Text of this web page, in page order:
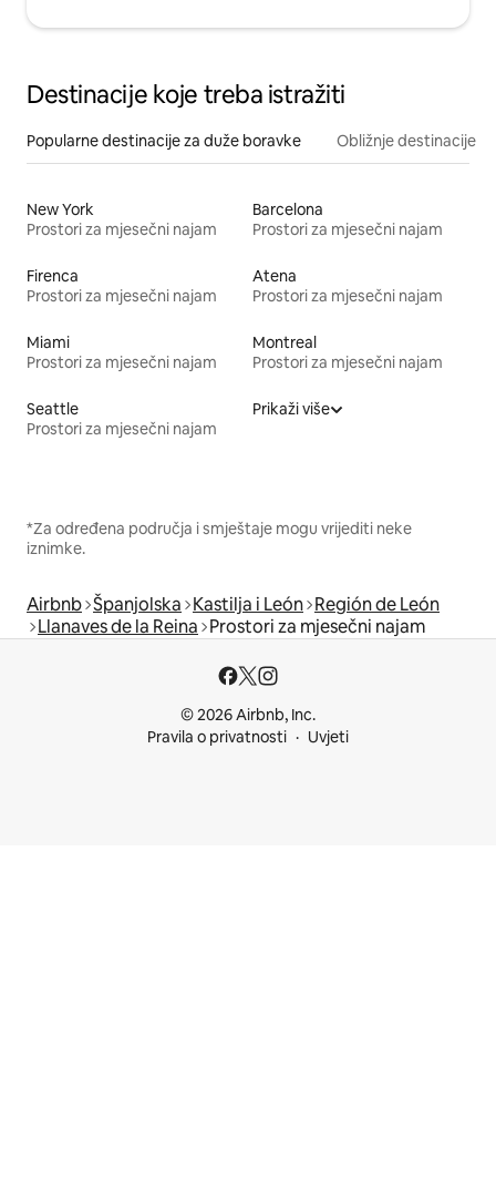
Destinacije koje treba istražiti
Popularne destinacije za duže boravke Obližnje destinacije
New York
Prostori za mjesečni najam
Barcelona
Prostori za mjesečni najam
Firenca
Prostori za mjesečni najam
Atena
Prostori za mjesečni najam
Miami
Prostori za mjesečni najam
Montreal
Prostori za mjesečni najam
Seattle
Prostori za mjesečni najam
Prikaži više
*Za određena područja i smještaje mogu vrijediti neke
iznimke.
Airbnb Španjolska Kastilja i León Región de León
Llanaves de la Reina Prostori za mjesečni najam
© 2026 Airbnb, Inc.
Pravila o privatnosti
Uvjeti